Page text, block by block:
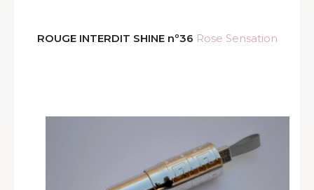
ROUGE INTERDIT SHINE nº36 Rose Sensation